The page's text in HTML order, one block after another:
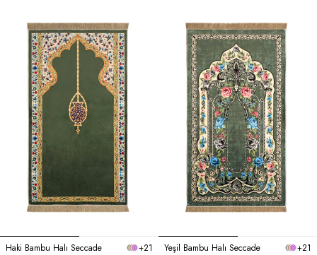
Haki Bambu Halı Seccade
+21
Yeşil Bambu Halı Seccade
+21